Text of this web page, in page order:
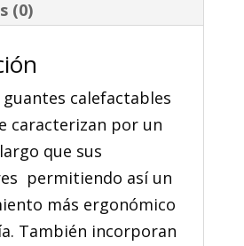
(0)
guantes calefactables
caracterizan por un
que sus
permitiendo así un
más ergonómico
También incorporan